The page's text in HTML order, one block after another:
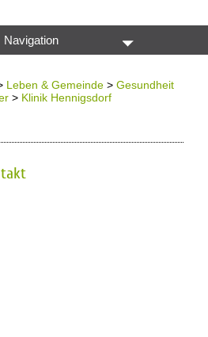
Navigation
Leben & Gemeinde >Gesundheit
> Klinik Hennigsdorf